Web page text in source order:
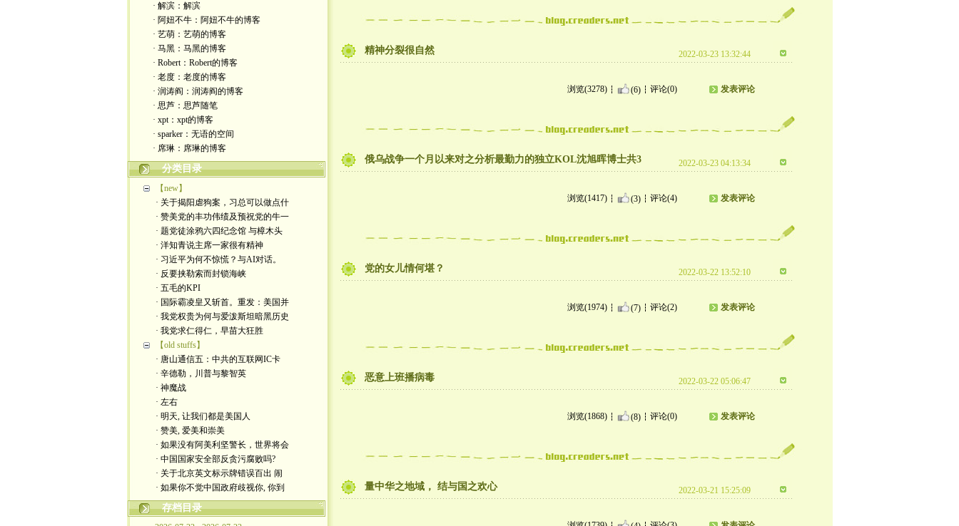
· 解滨：解滨
· 阿妞不牛：阿妞不牛的博客
· 艺萌：艺萌的博客
· 马黑：马黑的博客
· Robert：Robert的博客
· 老度：老度的博客
· 润涛阎：润涛阎的博客
· 思芦：思芦随笔
· xpt：xpt的博客
· sparker：无语的空间
· 席琳：席琳的博客
分类目录
【new】
· 关于揭阳虐狗案，习总可以做点什
· 赞美党的丰功伟绩及预祝党的牛一
· 题党徒涂鸦六四纪念馆 与樟木头
· 洋知青说主席一家很有精神
· 习近平为何不惊慌？与AI对话。
· 反要挟勒索而封锁海峡
· 五毛的KPI
· 国际霸凌皇又斩首。重发：美国并
· 我党权贵为何与爱泼斯坦暗黑历史
· 我党求仁得仁，早苗大狂胜
【old stuffs】
· 唐山通信五：中共的互联网IC卡
· 辛德勒，川普与黎智英
· 神魔战
· 左右
· 明天, 让我们都是美国人
· 赞美, 爱美和崇美
· 如果没有阿美利坚警长，世界将会
· 中国国家安全部反贪污腐败吗?
· 关于北京英文标示牌错误百出 闹
· 如果你不觉中国政府歧视你, 你到
存档目录
精神分裂很自然 2022-03-23 13:32:44
浏览(3278) (6) 评论(0) 发表评论
俄乌战争一个月以来对之分析最勤力的独立KOL沈旭晖博士共3 2022-03-23 04:13:34
浏览(1417) (3) 评论(4) 发表评论
党的女儿情何堪？ 2022-03-22 13:52:10
浏览(1974) (7) 评论(2) 发表评论
恶意上班播病毒 2022-03-22 05:06:47
浏览(1868) (8) 评论(0) 发表评论
量中华之地域， 结与国之欢心 2022-03-21 15:25:09